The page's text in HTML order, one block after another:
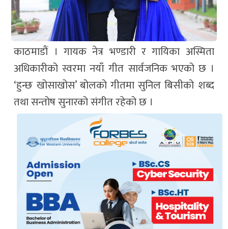
काठमाडाैं । गायक नेत्र भण्डारी र गायिका अस्मिता
अधिकारीको स्वरमा नयाँ गीत सार्वजनिक भएको छ ।
‘हुन्छ खोसाखोस’ बोलको गीतमा सुनिल बिसीको शब्द
तथा सन्तोष सुनारको संगीत रहेको छ ।